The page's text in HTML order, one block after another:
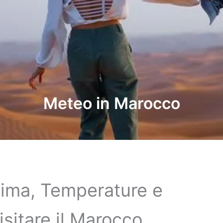
Meteo in Marocco
Temperature e